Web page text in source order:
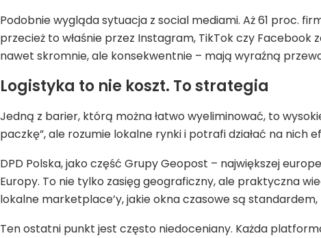
Podobnie wygląda sytuacja z social mediami. Aż 61 proc.
przecież to właśnie przez Instagram, TikTok czy
nawet skromnie, ale konsekwentnie – mają wyraźną
Logistyka to nie koszt. To strategia
Jedną z barier, którą można łatwo wyeliminować, to
paczkę”, ale rozumie lokalne rynki i potrafi działać na nich
DPD Polska, jako część Grupy Geopost – największej
Europy. To nie tylko zasięg geograficzny, ale praktyczna
lokalne marketplace’y, jakie okna czasowe są
Ten ostatni punkt jest często niedoceniany. Każda